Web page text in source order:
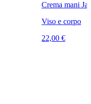
Crema mani
Viso e corpo
22,00 €